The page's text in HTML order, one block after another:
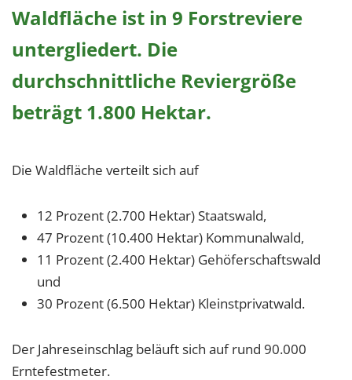
Waldfläche ist in 9 Forstreviere
untergliedert. Die
durchschnittliche Reviergröße
beträgt 1.800 Hektar.
Die Waldfläche verteilt sich auf
12 Prozent (2.700 Hektar) Staatswald,
47 Prozent (10.400 Hektar) Kommunalwald,
11 Prozent (2.400 Hektar) Gehöferschaftswald
und
30 Prozent (6.500 Hektar) Kleinstprivatwald.
Der Jahreseinschlag beläuft sich auf rund 90.000
Erntefestmeter.
Einverständnis-Optionen des Benutzers
Cookie Laufzeit:
Plattformen anzeigen zu können, werden von
YouTube
Vimeo